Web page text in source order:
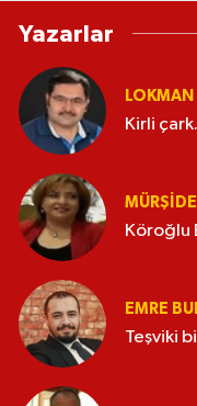
Yazarlar
Kirli
Köroğlu
EMRE
Teşviki